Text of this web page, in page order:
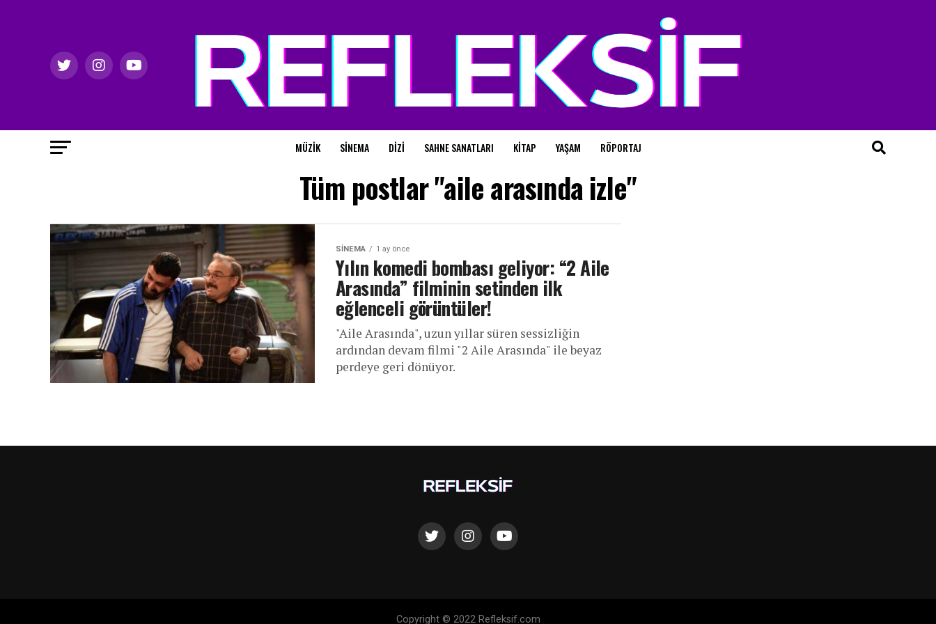
MÜZIK SINEMA DIZI SAHNE SANATLARI KITAP YAŞAM RÖPORTAJ
Tüm postlar "aile arasında izle"
SINEMA 1 ay önce
Yılın komedi bombası geliyor: “2 Aile
Arasında” filminin setinden ilk
eğlenceli görüntüler!
"Aile Arasında", uzun yıllar süren sessizliğin
ardından devam filmi "2 Aile Arasında" ile beyaz
perdeye geri dönüyor.
Copyright © 2022 Refleksif.com